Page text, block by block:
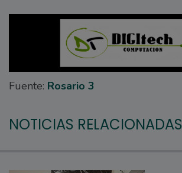
Fuente: Rosario 3
NOTICIAS RELACIONADAS